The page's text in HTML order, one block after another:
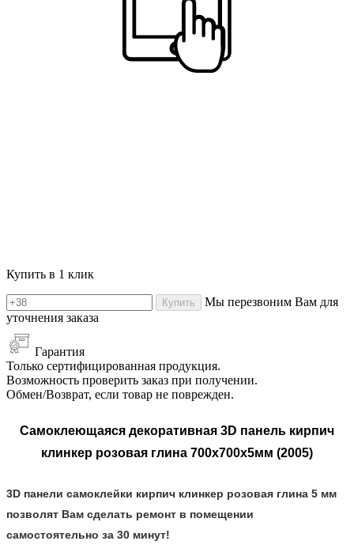
Купить в 1 клик
Купить
Мы перезвоним Вам для
уточнения заказа
Гарантия
Только сертифицированная продукция.
Возможность проверить заказ при получении.
Обмен/Возврат, если товар не поврежден.
Самоклеющаяся декоративная 3D панель кирпич
клинкер розовая глина 700x700x5мм (2005)
3D панели самоклейки кирпич клинкер розовая глина 5 мм
позволят Вам сделать ремонт в помещении
самостоятельно за 30 минут!